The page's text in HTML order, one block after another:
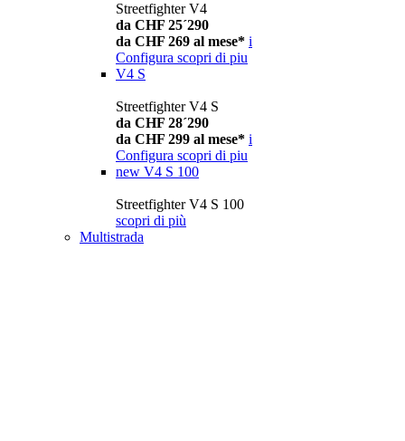
Streetfighter V4
da CHF 25´290
da CHF 269 al mese* i
Configura scopri di piu
V4 S
Streetfighter V4 S
da CHF 28´290
da CHF 299 al mese* i
Configura scopri di piu
new V4 S 100
Streetfighter V4 S 100
scopri di più
Multistrada